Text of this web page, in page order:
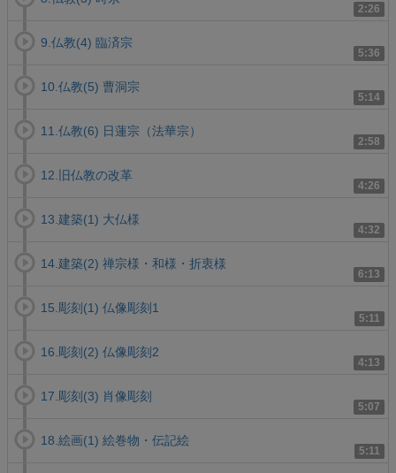
2:26
5:36
9.仏教(4) 臨済宗
5:14
10.仏教(5) 曹洞宗
2:58
11.仏教(6) 日蓮宗（法華宗）
4:26
12.旧仏教の改革
4:32
13.建築(1) 大仏様
6:13
14.建築(2) 禅宗様・和様・折衷様
5:11
15.彫刻(1) 仏像彫刻1
4:13
16.彫刻(2) 仏像彫刻2
5:07
17.彫刻(3) 肖像彫刻
5:11
18.絵画(1) 絵巻物・伝記絵